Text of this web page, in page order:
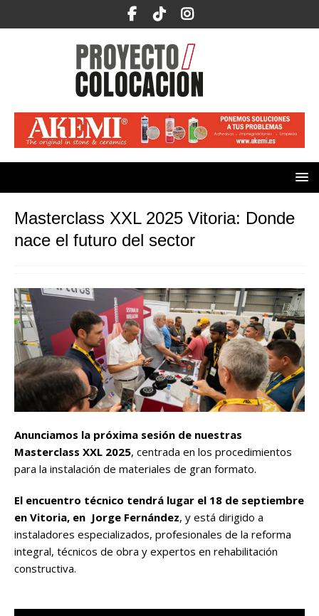
Masterclass XXL 2025 Vitoria: Donde
nace el futuro del sector
Anunciamos la próxima sesión de nuestras
Masterclass XXL 2025, centrada en los procedimientos
para la instalación de materiales de gran formato.
El encuentro técnico tendrá lugar el 18 de septiembre
en Vitoria, en Jorge Fernández, y está dirigido a
instaladores especializados, profesionales de la reforma
integral, técnicos de obra y expertos en rehabilitación
constructiva.